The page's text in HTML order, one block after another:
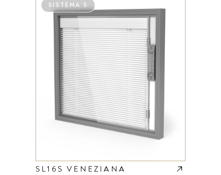
SISTEMA S
SL16S VENEZIANA